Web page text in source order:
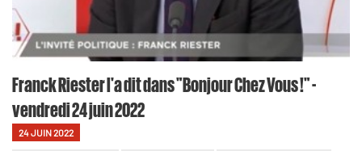
Franck Riester l'a dit dans "Bonjour Chez Vous !" -
vendredi 24 juin 2022
24 JUIN 2022